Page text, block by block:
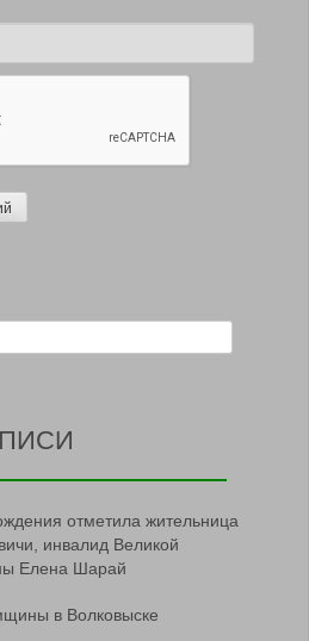
отметила жительница
инвалид Великой
Елена Шарай
в Волковыске